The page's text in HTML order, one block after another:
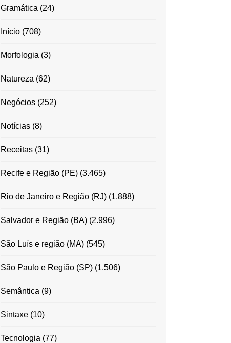
Gramática (24)
Início(708)
Morfologia (3)
Natureza (62)
Negócios(252)
Notícias(8)
Receitas(31)
Recife e Região (PE)(3.465)
Rio de Janeiro e Região (RJ)(1.888)
Salvador e Região (BA)(2.996)
São Luís e região (MA)(545)
São Paulo e Região (SP)(1.506)
Semântica (9)
Sintaxe(10)
Tecnologia (77)